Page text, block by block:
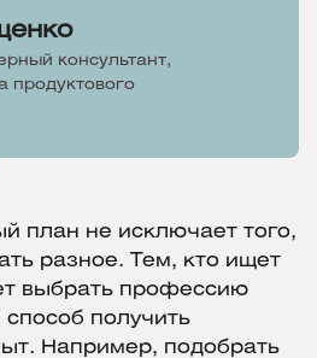
консультант,
продуктового
план не исключает того,
разное. Тем, кто ищет
выбрать профессию
получить
Например, подобрать